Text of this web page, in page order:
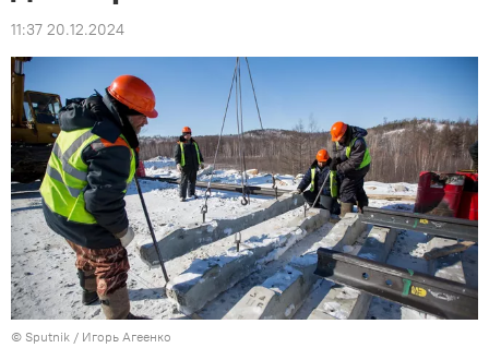
11:37 20.12.2024
© Sputnik / Игорь Агеенко